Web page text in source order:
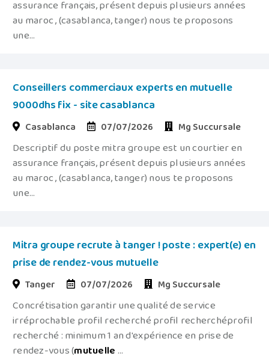
assurance français, présent depuis plusieurs années
au maroc , (casablanca, tanger) nous te proposons
une...
Conseillers commerciaux experts en mutuelle
9000dhs fix - site casablanca
Casablanca 07/07/2026 Mg Succursale
Descriptif du poste mitra groupe est un courtier en
assurance français, présent depuis plusieurs années
au maroc , (casablanca, tanger) nous te proposons
une...
Mitra groupe recrute à tanger ! poste : expert(e) en
prise de rendez-vous mutuelle
Tanger 07/07/2026 Mg Succursale
Concrétisation garantir une qualité de service
irréprochable profil recherché profil recherchéprofil
recherché : minimum 1 an d'expérience en prise de
rendez-vous (mutuelle ...